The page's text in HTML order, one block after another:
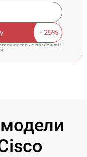
cполитикой